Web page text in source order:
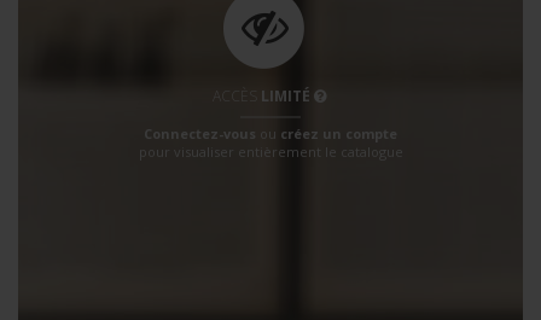
LIMITÉ
Connectez-vous ou créez un compte
pour visualiser entièrement le catalogue